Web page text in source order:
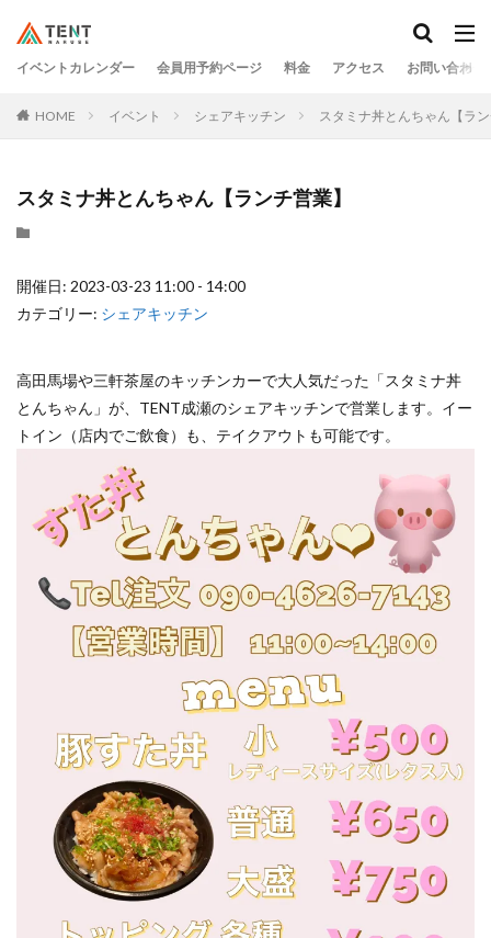
イベントカレンダー 会員用予約ページ 料金 アクセス お問い合わせ
HOME イベント シェアキッチン スタミナ丼とんちゃん【ラ
スタミナ丼とんちゃん【ランチ営業】
開催日: 2023-03-23 11:00 - 14:00
カテゴリー: シェアキッチン
高田馬場や三軒茶屋のキッチンカーで大人気だった「スタミナ丼
とんちゃん」が、TENT成瀬のシェアキッチンで営業します。イー
トイン（店内でご飲食）も、テイクアウトも可能です。